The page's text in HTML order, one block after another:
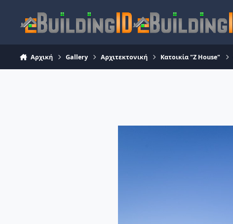
Αρχική Gallery Αρχιτεκτονική Κατοικία "Z House"